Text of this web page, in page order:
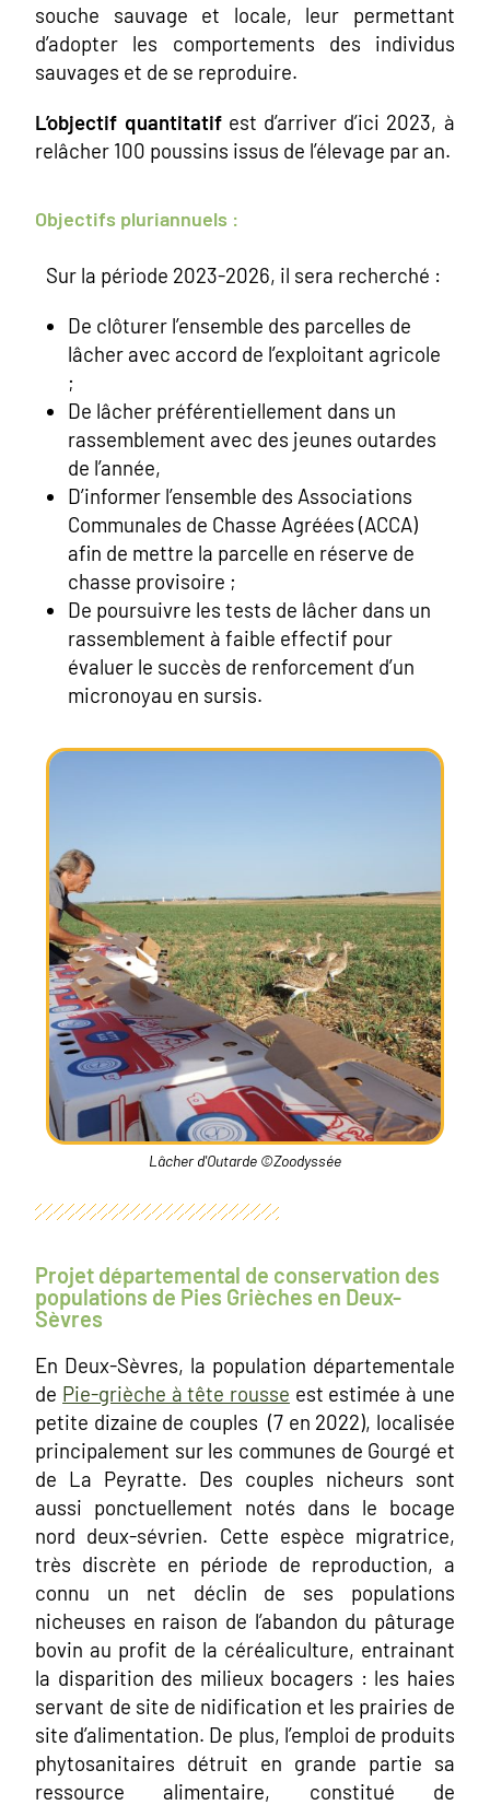
souche sauvage et locale, leur permettant
d’adopter les comportements des individus
sauvages et de se reproduire.
L’objectif quantitatifest d’arriver d’ici 2023, à
relâcher 100 poussins issus de l’élevage par an.
Objectifs pluriannuels :
Sur la période 2023-2026, il sera recherché :
De clôturer l’ensemble des parcelles de
lâcher avec accord de l’exploitant agricole
;
De lâcher préférentiellement dans un
rassemblement avec des jeunes outardes
de l’année,
D’informer l’ensemble des Associations
Communales de Chasse Agréées (ACCA)
afin de mettre la parcelle en réserve de
chasse provisoire ;
De poursuivre les tests de lâcher dans un
rassemblement à faible effectif pour
évaluer le succès de renforcement d’un
micronoyau en sursis.
Lâcher d'Outarde ©Zoodyssée
Projet départemental de conservation des
populations de Pies Grièches en Deux-
Sèvres
En Deux-Sèvres, la population départementale
de Pie-grièche à tête rousse est estimée à une
petite dizaine de couples (7 en 2022), localisée
principalement sur les communes de Gourgé et
de La Peyratte. Des couples nicheurs sont
aussi ponctuellement notés dans le bocage
nord deux-sévrien. Cette espèce migratrice,
très discrète en période de reproduction, a
connu un net déclin de ses populations
nicheuses en raison de l’abandon du pâturage
bovin au profit de la céréaliculture, entrainant
la disparition des milieux bocagers : les haies
servant de site de nidification et les prairies de
site d’alimentation. De plus, l’emploi de produits
phytosanitaires détruit en grande partie sa
ressource alimentaire, constitué de